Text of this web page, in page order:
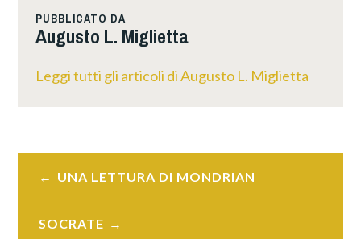
PUBBLICATO DA
Augusto L. Miglietta
Leggi tutti gli articoli di Augusto L. Miglietta
Navigazione
UNA LETTURA DI MONDRIAN
SOCRATE